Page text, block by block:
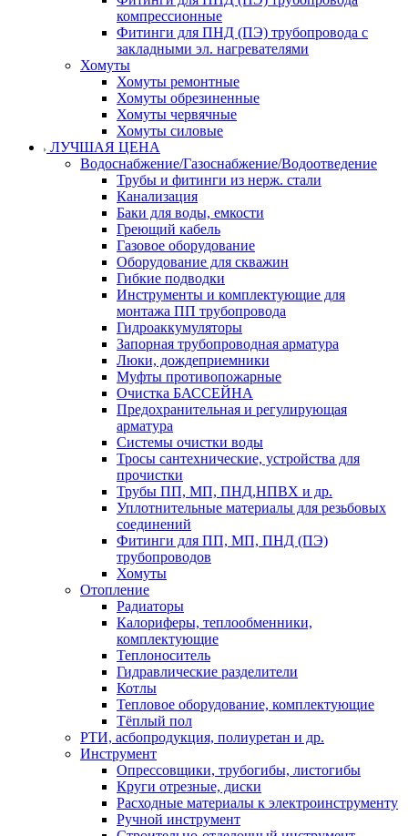
компрессионные
Фитинги для ПНД (ПЭ) трубопровода с
закладными эл. нагревателями
Хомуты
Хомуты ремонтные
Хомуты обрезиненные
Хомуты червячные
Хомуты силовые
ЛУЧШАЯ ЦЕНА
Водоснабжение/Газоснабжение/Водоотведение
Трубы и фитинги из нерж. стали
Канализация
Баки для воды, емкости
Греющий кабель
Газовое оборудование
Оборудование для скважин
Гибкие подводки
Инструменты и комплектующие для
монтажа ПП трубопровода
Гидроаккумуляторы
Запорная трубопроводная арматура
Люки, дождеприемники
Муфты противопожарные
Очистка БАССЕЙНА
Предохранительная и регулирующая
арматура
Системы очистки воды
Тросы сантехнические, устройства для
прочистки
Трубы ПП, МП, ПНД,НПВХ и др.
Уплотнительные материалы для резьбовых
соединений
Фитинги для ПП, МП, ПНД (ПЭ)
трубопроводов
Хомуты
Отопление
Радиаторы
Калориферы, теплообменники,
комплектующие
Теплоноситель
Гидравлические разделители
Котлы
Тепловое оборудование, комплектующие
Тёплый пол
РТИ, асбопродукция, полиуретан и др.
Инструмент
Опрессовщики, трубогибы, листогибы
Круги отрезные, диски
Расходные материалы к электроинструменту
Ручной инструмент